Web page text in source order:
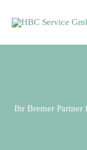
Inhalt
Ihr Bremer Partner